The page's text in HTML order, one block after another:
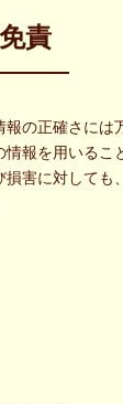
免責
の正確さには
報を用いるこ
害に対しても